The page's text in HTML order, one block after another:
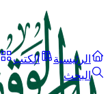
الرئيسية الكتب
البحث